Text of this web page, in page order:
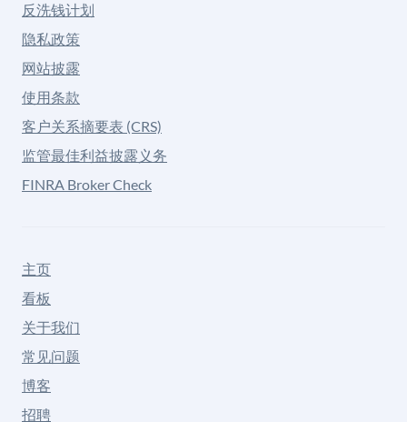
反洗钱计划
隐私政策
网站披露
使用条款
客户关系摘要表 (CRS)
监管最佳利益披露义务
FINRA Broker Check
主页
看板
关于我们
常见问题
博客
招聘